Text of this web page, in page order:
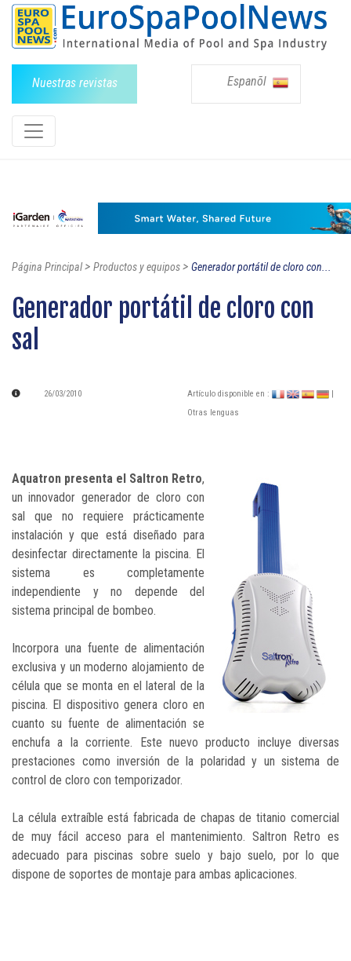
Nuestras revistas Espanõl
Página Principal> Productos y equipos> Generador portátil de cloro con...
Generador portátil de cloro con
sal
26/03/2010 Artículo disponible en :
Otras lenguas
Aquatron presenta el Saltron Retro,
un innovador generador de cloro con
sal que no requiere prácticamente
instalación y que está diseñado para
desinfectar directamente la piscina. El
sistema es completamente
independiente y no depende del
sistema principal de bombeo.
Incorpora una fuente de alimentación
exclusiva y un moderno alojamiento de
célula que se monta en el lateral de la
piscina. El dispositivo genera cloro en
cuanto su fuente de alimentación se
enchufa a la corriente. Este nuevo producto incluye diversas
prestaciones como inversión de la polaridad y un sistema de
control de cloro con temporizador.
La célula extraíble está fabricada de chapas de titanio comercial
de muy fácil acceso para el mantenimiento. Saltron Retro es
adecuado para piscinas sobre suelo y bajo suelo, por lo que
dispone de soportes de montaje para ambas aplicaciones.